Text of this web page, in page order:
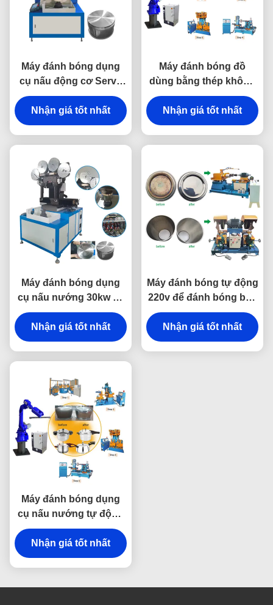
Máy đánh bóng dụng
cụ nấu động cơ Servo
để chà nhám đáy nồi
nhôm
Nhận giá tốt nhất
Máy đánh bóng đồ
dùng bằng thép không
gỉ tự động cho đồ nấu
nướng
Nhận giá tốt nhất
Máy đánh bóng dụng
cụ nấu nướng 30kw để
đánh bóng nồi kim loại
Nhận giá tốt nhất
Máy đánh bóng tự động
220v để đánh bóng bên
trong dụng cụ nấu
nướng
Nhận giá tốt nhất
Máy đánh bóng dụng
cụ nấu nướng tự động
Double End đa chức
năng
Nhận giá tốt nhất